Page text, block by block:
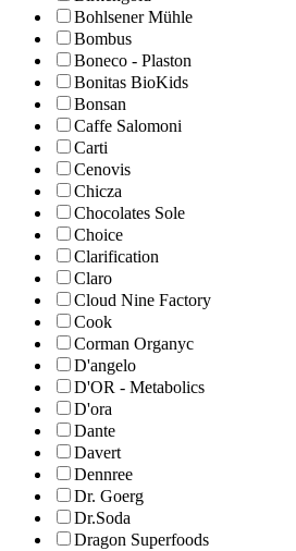
Bohlsener Mühle
Bombus
Boneco - Plaston
Bonitas BioKids
Bonsan
Caffe Salomoni
Carti
Cenovis
Chicza
Chocolates Sole
Choice
Clarification
Claro
Cloud Nine Factory
Cook
Corman Organyc
D'angelo
D'OR - Metabolics
D'ora
Dante
Davert
Dennree
Dr. Goerg
Dr.Soda
Dragon Superfoods